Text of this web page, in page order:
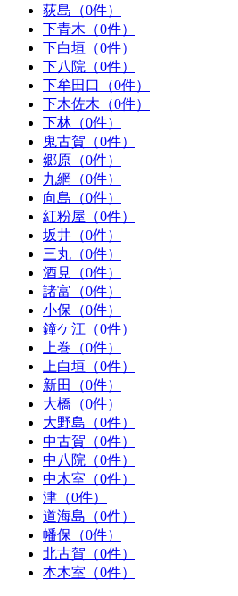
荻島（0件）
下青木（0件）
下白垣（0件）
下八院（0件）
下牟田口（0件）
下木佐木（0件）
下林（0件）
鬼古賀（0件）
郷原（0件）
九網（0件）
向島（0件）
紅粉屋（0件）
坂井（0件）
三丸（0件）
酒見（0件）
諸富（0件）
小保（0件）
鐘ケ江（0件）
上巻（0件）
上白垣（0件）
新田（0件）
大橋（0件）
大野島（0件）
中古賀（0件）
中八院（0件）
中木室（0件）
津（0件）
道海島（0件）
幡保（0件）
北古賀（0件）
本木室（0件）